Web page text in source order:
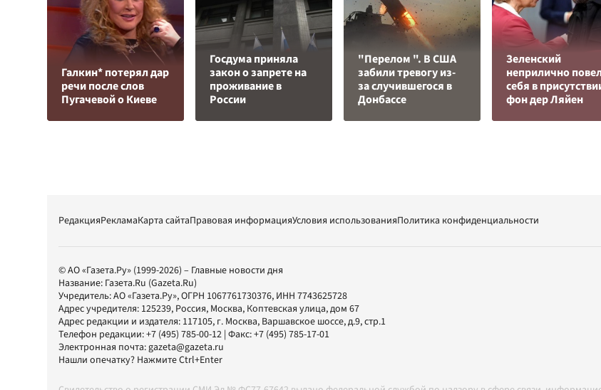
Галкин* потерял дар
речи после слов
Пугачевой о Киеве
Госдума приняла
закон о запрете на
проживание в
России
"Перелом ". В США
забили тревогу из-
за случившегося в
Донбассе
Зеленский
неприлично
cебя в
фон дер Ляйен
РедакцияРекламаКарта сайтаПравовая информацияУсловия использованияПолитика конфиденциальности
© АО «Газета.Ру» (1999-2026) – Главные новости дня
Название: Газета.Ru (Gazeta.Ru)
Учредитель:АО «Газета.Ру», ОГРН 1067761730376, ИНН 7743625728
Адрес учредителя: 125239, Россия, Москва, Коптевская улица, дом 67
Адрес редакции и издателя: 117105, г. Москва, Варшавское шоссе, д.9, стр.1
Телефон редакции:+7 (495) 785-00-12 | Факс:+7 (495) 785-17-01
Электронная почта:gazeta@gazeta.ru
Нашли опечатку? Нажмите Ctrl+Enter